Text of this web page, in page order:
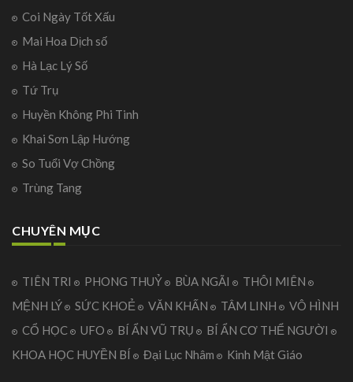
Coi Ngày Tốt Xấu
Mai Hoa Dịch số
Hà Lạc Lý Số
Tứ Trụ
Huyền Không Phi Tinh
Khai Sơn Lập Hướng
So Tuổi Vợ Chồng
Trùng Tang
CHUYÊN MỤC
TIÊN TRI PHONG THUỶ BÙA NGÃI
THÔI MIÊN
MỆNH LÝ
SỨC KHOẺ VĂN KHẤN TÂM LINH
VÔ HÌNH
CỔ HỌC
UFO BÍ ẨN VŨ TRỤ
BÍ ẨN CƠ THỂ NGƯỜI
KHOA HỌC HUYỀN BÍ
Đại Lục Nhâm Kinh Mật Giáo